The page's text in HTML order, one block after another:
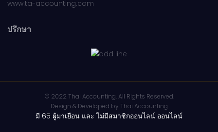
www.ta-accounting.com
ปรึกษา
© 2022 Thai Accounting. All Rights Reserved.
Design & Developed by Thai Accounting
มี 65 ผู้มาเยือน และ ไม่มีสมาชิกออนไลน์ ออนไลน์